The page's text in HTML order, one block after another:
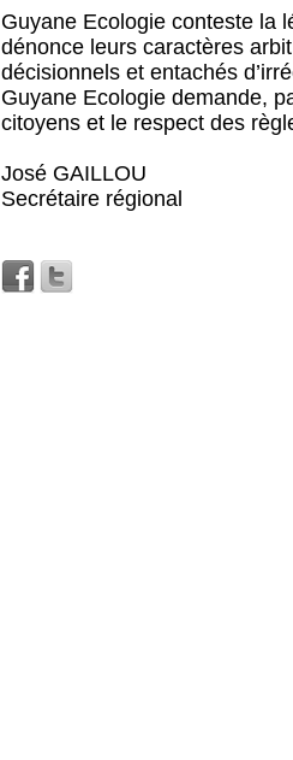
Guyane Ecologie conteste la
dénonce leurs caractères
décisionnels et entachés
Guyane Ecologie demande,
citoyens et le respect des
José GAILLOU
Secrétaire régional